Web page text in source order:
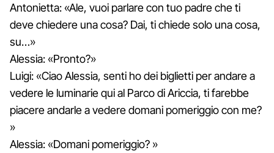
Antonietta: «Ale, vuoi parlare con tuo padre che ti
deve chiedere una cosa? Dai, ti chiede solo una cosa,
su…»
Alessia: «Pronto?»
Luigi: «Ciao Alessia, senti ho dei biglietti per andare a
vedere le luminarie qui al Parco di Ariccia, ti farebbe
piacere andarle a vedere domani pomeriggio con me?
»
Alessia: «Domani pomeriggio? »